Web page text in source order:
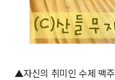
▲자신의 취미인 수제 맥